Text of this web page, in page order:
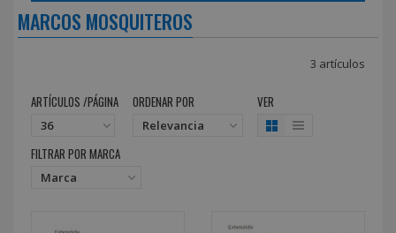
MARCOS MOSQUITEROS
3 artículos
ARTÍCULOS /PÁGINA ORDENAR POR VER
FILTRAR POR MARCA